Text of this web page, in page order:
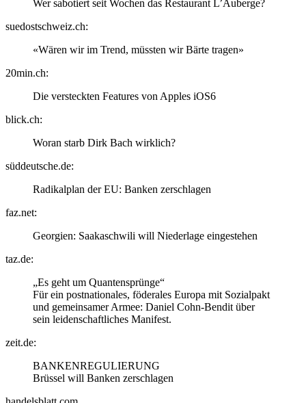
Wer sabotiert seit Wochen das Restaurant L’Auberge?
suedostschweiz.ch:
«Wären wir im Trend, müssten wir Bärte tragen»
20min.ch:
Die versteckten Features von Apples iOS6
blick.ch:
Woran starb Dirk Bach wirklich?
süddeutsche.de:
Radikalplan der EU: Banken zerschlagen
faz.net:
Georgien: Saakaschwili will Niederlage eingestehen
taz.de:
„Es geht um Quantensprünge“
Für ein postnationales, föderales Europa mit Sozialpakt
und gemeinsamer Armee: Daniel Cohn-Bendit über
sein leidenschaftliches Manifest.
zeit.de:
BANKENREGULIERUNG
Brüssel will Banken zerschlagen